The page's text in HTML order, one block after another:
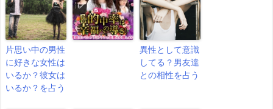
片思い中の男性
に好きな女性は
いるか？彼女は
いるか？を占う
異性として意識
してる？男友達
との相性を占う